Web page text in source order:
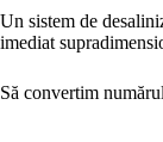
Un sistem de
imediat
Să convertim